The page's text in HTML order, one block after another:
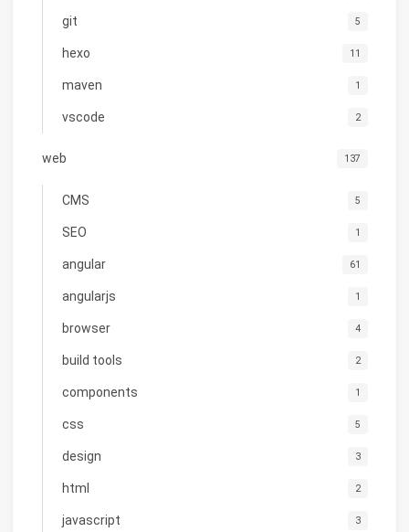
git 5
hexo 11
maven 1
vscode 2
web 137
CMS 5
SEO 1
angular 61
angularjs 1
browser 4
build tools 2
components 1
css 5
design 3
html 2
javascript 3